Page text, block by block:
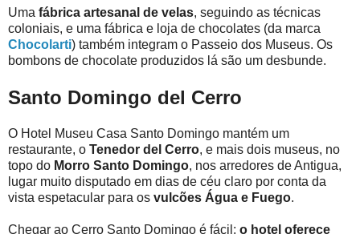
Uma fábrica artesanal de velas, seguindo as técnicas
coloniais, e uma fábrica e loja de chocolates (da marca
Chocolarti) também integram o Passeio dos Museus. Os
bombons de chocolate produzidos lá são um desbunde.
Santo Domingo del Cerro
O Hotel Museu Casa Santo Domingo mantém um
restaurante, o Tenedor del Cerro, e mais dois museus, no
topo do Morro Santo Domingo, nos arredores de Antigua,
lugar muito disputado em dias de céu claro por conta da
vista espetacular para os vulcões Água e Fuego.
Chegar ao Cerro Santo Domingo é fácil: o hotel oferece